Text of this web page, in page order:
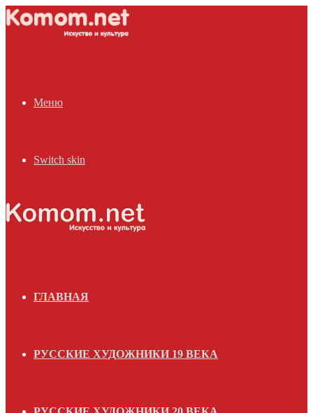
Меню
Switch skin
ГЛАВНАЯ
РУССКИЕ ХУДОЖНИКИ 19 ВЕКА